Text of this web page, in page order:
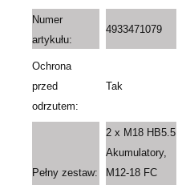
Numer
artykułu:
4933471079
Ochrona
przed
odrzutem:
Tak
Pełny zestaw:
2 x M18 HB5.5
Akumulatory,
M12-18 FC